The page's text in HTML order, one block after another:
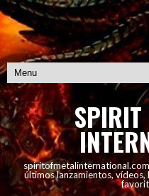
SPIRIT
últimos lanzamientos,